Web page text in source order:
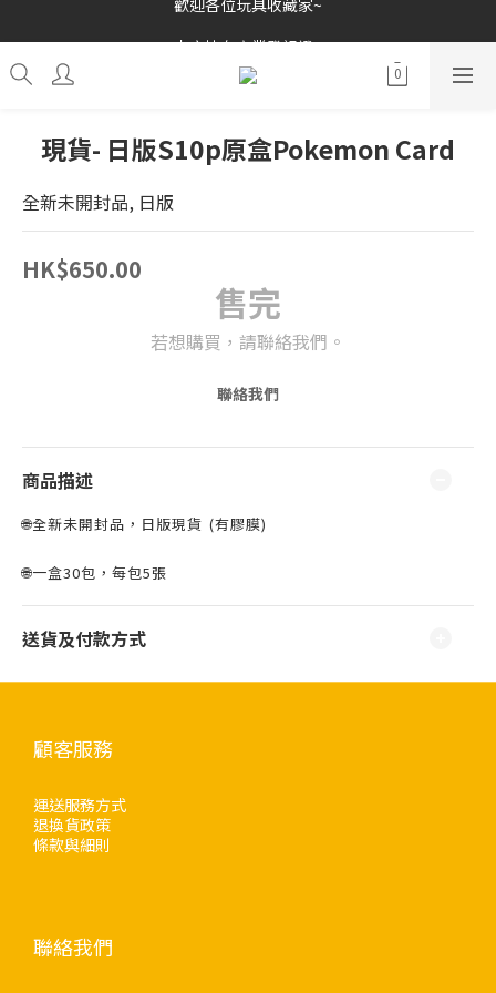
本店持有商業登記證~
接受消費券(支付寶HK/八達通)~
現貨- 日版S10p原盒Pokemon Card
全新未開封品, 日版
HK$650.00
售完
若想購買，請聯絡我們。
聯絡我們
商品描述
🌐全新未開封品，日版現貨 ⁣⁣(有膠膜)
🌐一盒30包，每包5張
送貨及付款方式
顧客服務
運送服務方式
退換貨政策
條款與細則
聯絡我們